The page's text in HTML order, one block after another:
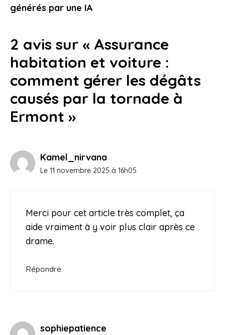
24 janvier 2026
générés par une IA
2 avis sur « Assurance
habitation et voiture :
comment gérer les dégâts
causés par la tornade à
Ermont »
Kamel_nirvana
Le 11 novembre 2025 à 16h05
Merci pour cet article très complet, ça
aide vraiment à y voir plus clair après ce
drame.
Répondre
sophiepatience